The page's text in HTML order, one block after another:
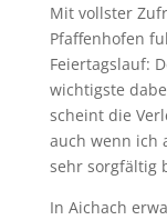
Mit vollster
Pfaffenhofen
Feiertagslauf:
wichtigste
scheint die
auch wenn ich
sehr sorgfältig
In Aichach